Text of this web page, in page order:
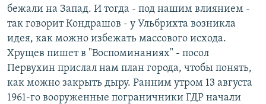
бежали на Запад. И тогда - под нашим влиянием -
так говорит Кондрашов - у Ульбрихта возникла
идея, как можно избежать массового исхода.
Хрущев пишет в "Воспоминаниях" - посол
Первухин прислал нам план города, чтобы понять,
как можно закрыть дыру. Ранним утром 13 августа
1961-го вооруженные пограничники ГДР начали